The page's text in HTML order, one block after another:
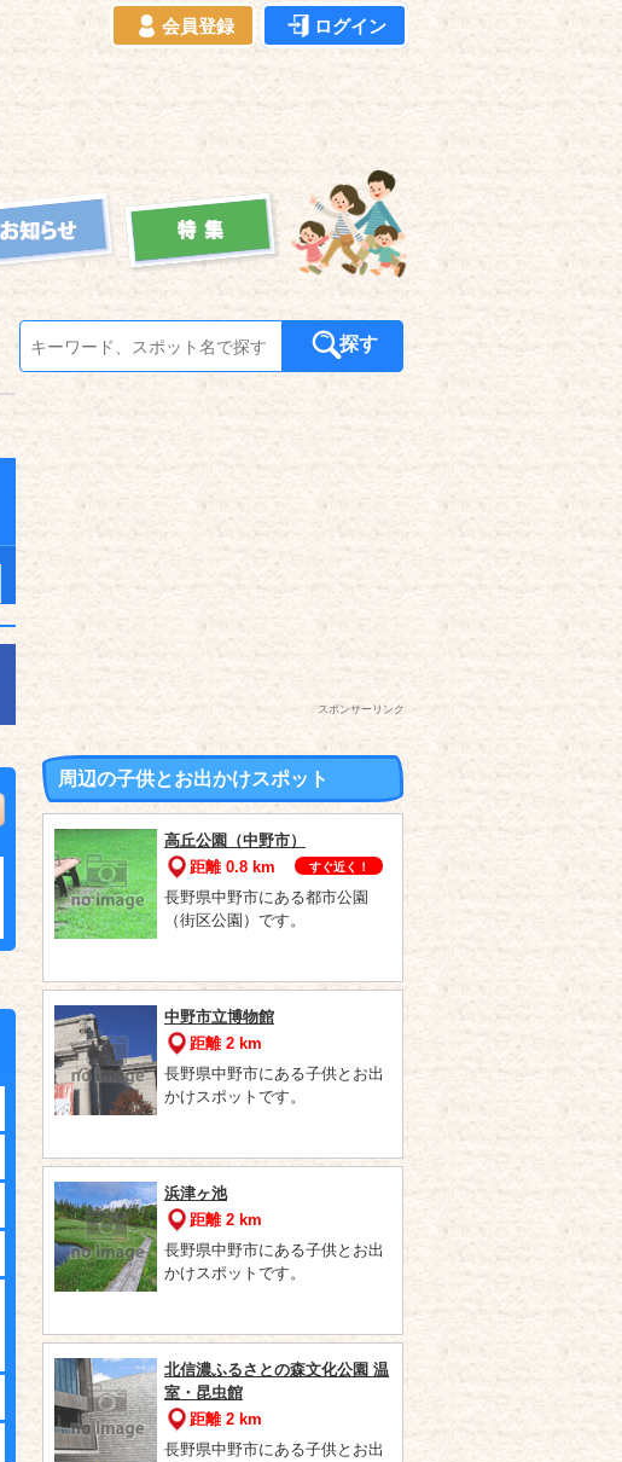
会員登録 ログイン
探す
スポンサーリンク
周辺の子供とお出かけスポット
高丘公園（中野市）
距離 0.8 km
すぐ近く！
長野県中野市にある都市公園
（街区公園）です。
中野市立博物館
距離 2 km
長野県中野市にある子供とお出
かけスポットです。
浜津ヶ池
距離 2 km
長野県中野市にある子供とお出
かけスポットです。
北信濃ふるさとの森文化公園 温
室・昆虫館
距離 2 km
長野県中野市にある子供とお出